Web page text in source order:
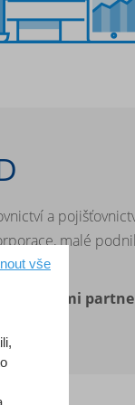
a
malé
našimi
vše